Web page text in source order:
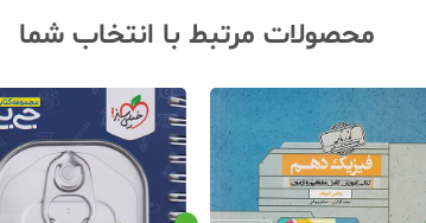
محصولات مرتبط با انتخاب شما